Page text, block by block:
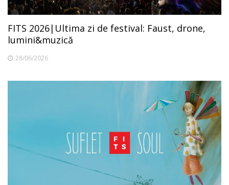
FITS 2026|Ultima zi de festival: Faust, drone,
lumini&muzică
28/06/2026